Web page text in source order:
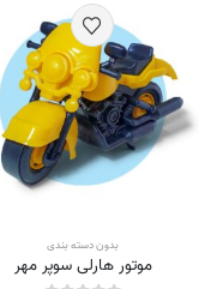
بدون دسته بندی
موتور هارلی سوپر مهر